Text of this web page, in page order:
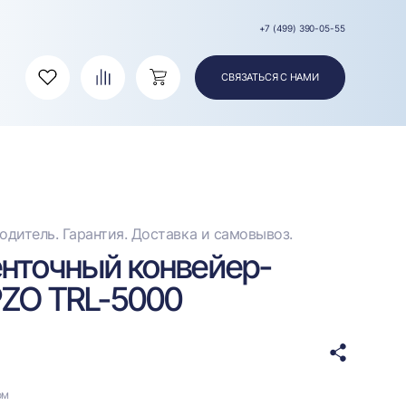
+7 (499) 390-05-55
Избранное СравнениеКорзина СВЯЗАТЬСЯ С НАМИ
Гарантия. Доставка и самовывоз.
конвейер-
TRL-5000